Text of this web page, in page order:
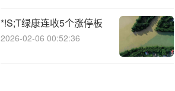
*!S;T绿康连收5个涨停板
2026-02-06 00:52:36